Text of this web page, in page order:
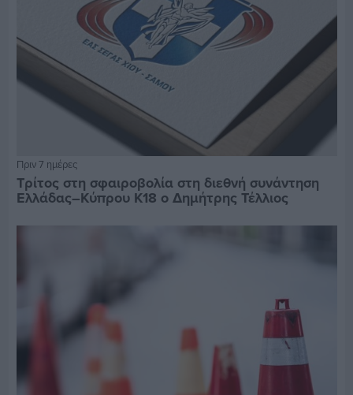
Πριν 7 ημέρες
Τρίτος στη σφαιροβολία στη διεθνή συνάντηση
Ελλάδας–Κύπρου Κ18 ο Δημήτρης Τέλλιος